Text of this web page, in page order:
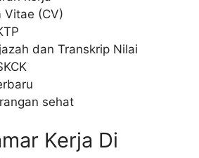
Vitae (CV)
dan Transkrip Nilai
sehat
Kerja Di